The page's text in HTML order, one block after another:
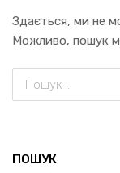
Здається, ми не
Можливо, пошук
ПОШУК